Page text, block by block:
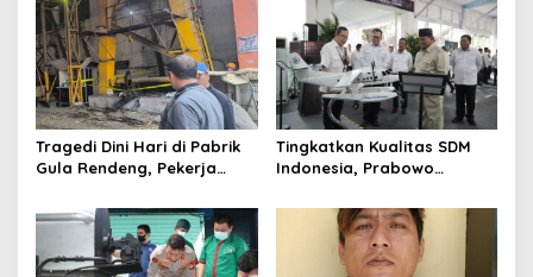
Tragedi Dini Hari di Pabrik
Gula Rendeng, Pekerja
Pengangkat Tebu
Tingkatkan Kualitas SDM
Indonesia, Prabowo
hingga Undang Universitas
Terbaik Dunia